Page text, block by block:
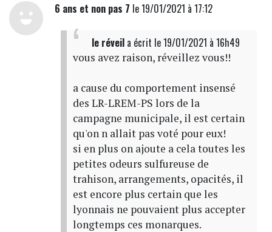
6 ans et non pas 7 le 19/01/2021 à 17:12
le réveila écrit le 19/01/2021 à 16h49
vous avez raison, réveillez vous!!
a cause du comportement insensé
des LR-LREM-PS lors de la
campagne municipale, il est certain
qu'on n allait pas voté pour eux!
si en plus on ajoute a cela toutes les
petites odeurs sulfureuse de
trahison, arrangements, opacités, il
est encore plus certain que les
lyonnais ne pouvaient plus accepter
longtemps ces monarques.